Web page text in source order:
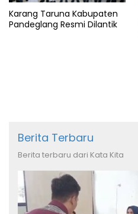
Karang Taruna Kabupaten
Pandeglang Resmi Dilantik
Berita Terbaru
Berita terbaru dari Kata Kita